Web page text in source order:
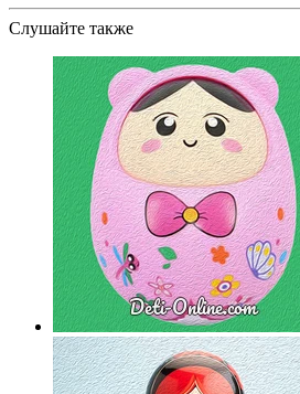
Слушайте также